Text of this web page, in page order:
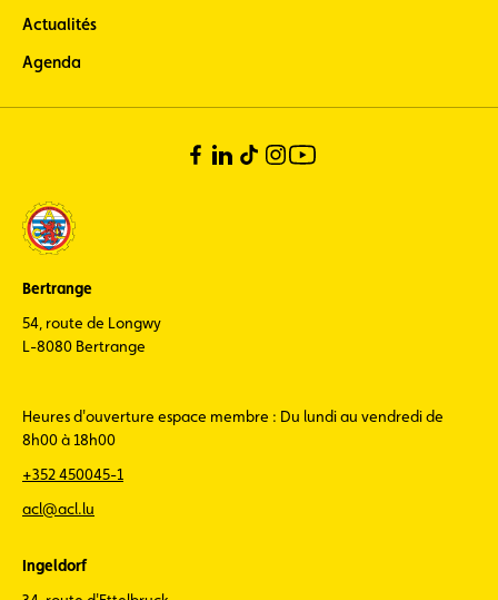
Actualités
Agenda
Bertrange
54, route de Longwy
L-8080 Bertrange
Heures d'ouverture espace membre : Du lundi au vendredi de
8h00 à 18h00
+352 450045-1
acl@acl.lu
Ingeldorf